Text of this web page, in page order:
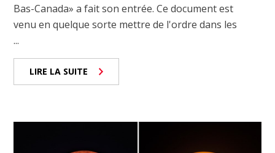
Bas-Canada» a fait son entrée. Ce document est
venu en quelque sorte mettre de l'ordre dans les
...
LIRE LA SUITE